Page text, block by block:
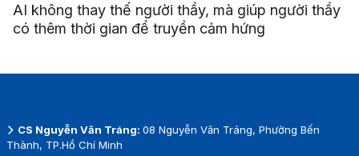
AI không thay thế người thầy, mà giúp người thầy
có thêm thời gian để truyền cảm hứng
CS Nguyễn Văn Tráng: 08 Nguyễn Văn Tráng, Phường Bến
Thành, TP.Hồ Chí Minh